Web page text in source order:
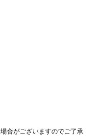
合がございますのでご了承